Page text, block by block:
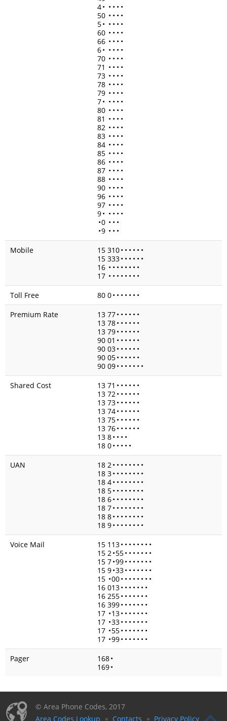
4• • • • •
50 • • • •
5• • • • •
60 • • • •
66 • • • •
6• • • • •
70 • • • •
71 • • • •
73 • • • •
78 • • • •
79 • • • •
7• • • • •
80 • • • •
81 • • • •
82 • • • •
83 • • • •
84 • • • •
85 • • • •
86 • • • •
87 • • • •
88 • • • •
90 • • • •
96 • • • •
97 • • • •
9• • • • •
•0 • • •
•9 • • •
Mobile
15 310• • • • • •
15 333• • • • • •
16 • • • • • • • •
17 • • • • • • • •
Toll Free
80 0• • • • • • •
Premium Rate
13 77• • • • • •
13 78• • • • • •
13 79• • • • • •
90 01 • • • • • •
90 03• • • • • •
90 05• • • • • •
90 09• • • • • • •
Shared Cost
13 71 • • • • • •
13 72• • • • • •
13 73• • • • • •
13 74• • • • • •
13 75• • • • • •
13 76• • • • • •
13 8• • • •
18 0• • • • •
UAN
18 2• • • • • • • •
18 3• • • • • • • •
18 4• • • • • • • •
18 5• • • • • • • •
18 6• • • • • • • •
18 7• • • • • • • •
18 8• • • • • • • •
18 9• • • • • • • •
Voice Mail
15 113• • • • • • • •
15 2•55• • • • • • •
15 7•99• • • • • • •
15 9•33• • • • • • •
15 •00• • • • • • • •
16 013• • • • • • •
16 255• • • • • • •
16 399• • • • • • •
17 •13• • • • • • •
17 •33• • • • • • •
17 •55• • • • • • •
17 •99• • • • • • •
Pager
168•
169•
© Area Phone Codes, 2017
Area Codes Lookup
Contacts Privacy Policy